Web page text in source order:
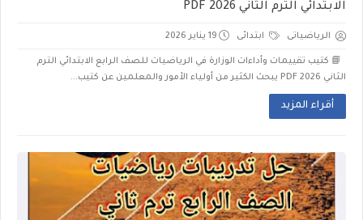
الابتدائي الترم الثاني 2026 PDF
الرياضياتى ابتدائى 19 يناير 2026
📘 كتيب تقييمات وأداءات الوزارة في الرياضيات للصف الرابع الابتدائي الترم
الثاني 2026 PDF يبحث الكثير من أولياء الأمور والمعلمين عن كتيب...
أقراء المزيد